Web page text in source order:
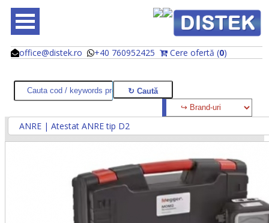
office@distek.ro +40 760952425 Cere ofertă (0)
@
@
ANRE | Atestat ANRE tip D2